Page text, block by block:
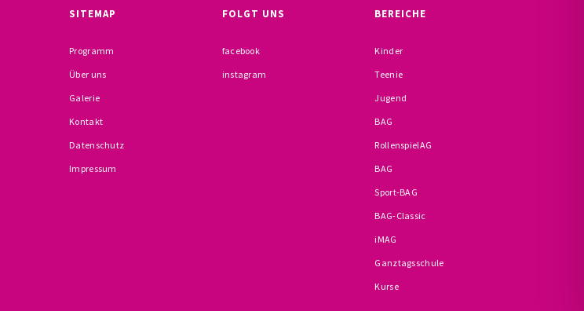
SITEMAP
Programm
Über uns
Galerie
Kontakt
Datenschutz
Impressum
FOLGT UNS
facebook
instagram
BEREICHE
Kinder
Teenie
Jugend
BAG
RollenspielAG
BAG
Sport-BAG
BAG-Classic
iMAG
Ganztagsschule
Kurse